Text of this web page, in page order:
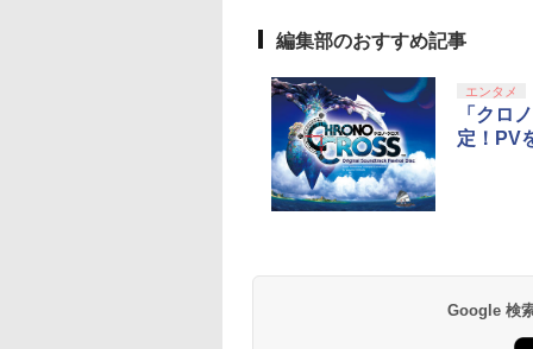
編集部のおすすめ記事
エンタメ
「クロ
定！PV
Google 検